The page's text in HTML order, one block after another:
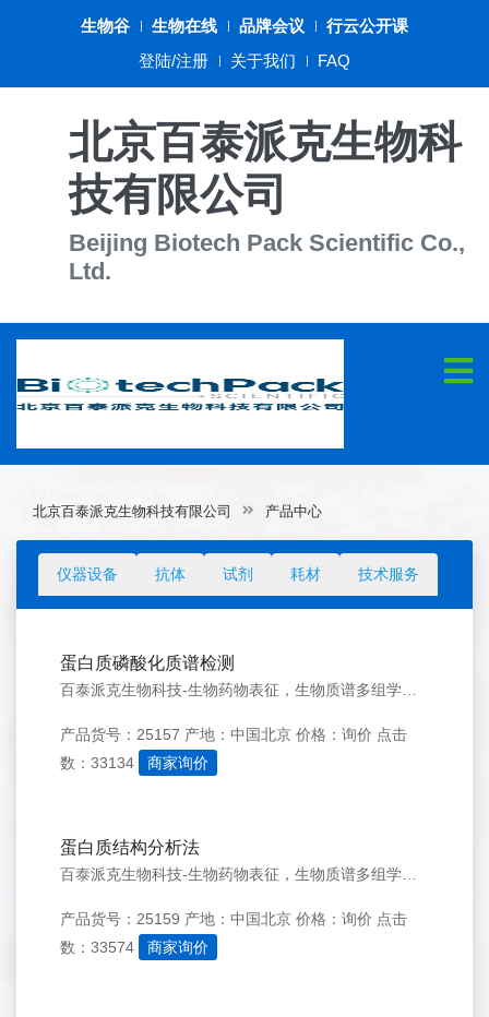
生物谷 生物在线 品牌会议
行云公开课
登陆/注册
关于我们 FAQ
北京百泰派克生物科
技有限公司
Beijing Biotech Pack Scientific Co.,
Ltd.
北京百泰派克生物科技有限公司 产品中心
仪器设备 抗体 试剂 耗材 技术服务
蛋白质磷酸化质谱检测
产品货号：25157 产地：中国北京 价格：询价 点击
数：33134
商家询价
蛋白质结构分析法
产品货号：25159 产地：中国北京 价格：询价 点击
数：33574
商家询价